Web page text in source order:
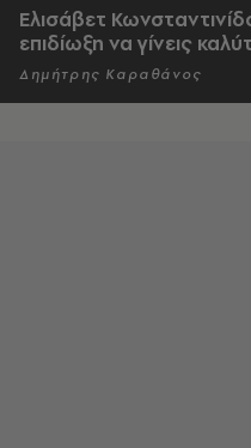
Ελισάβετ
επιδίωξη να γίνεις
Δημήτρης Καραθάνος